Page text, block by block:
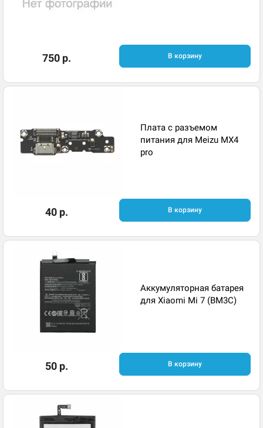
750 р. В корзину
Плата с разъемом
питания для Meizu MX4
pro
40 р. В корзину
Аккумуляторная батарея
для Xiaomi Mi 7 (BM3C)
50 р. В корзину